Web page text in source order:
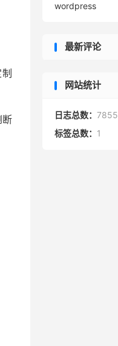
断
wordpress
最新评论
网站统计
日志总数： 7855
标签总数： 1